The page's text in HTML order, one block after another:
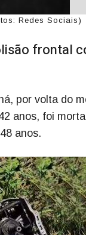
Redes Sociais)
frontal
por volta do
anos, foi
anos.